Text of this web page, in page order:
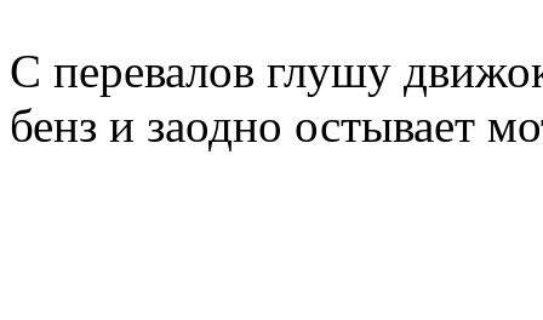
С перевалов глушу
бенз и заодно остывает